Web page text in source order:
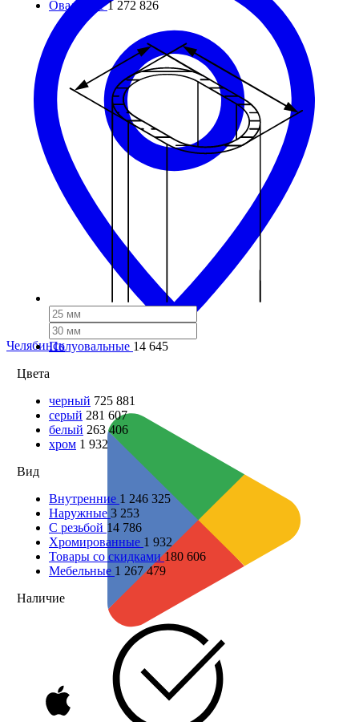
Челябинск
Овальные1 272 826
Полуовальные 14 645
Цвета
черный 725 881
серый 281 607
белый 263 406
хром 1 932
Вид
Внутренние 1 246 325
Наружные 3 253
С резьбой 14 786
Хромированные 1 932
Товары со скидками180 606
Мебельные 1 267 479
Наличие